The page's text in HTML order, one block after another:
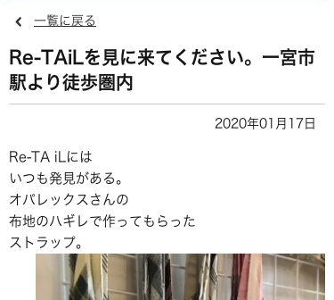
一覧に戻る
Re-TAiLを見に来てください。一宮市
駅より徒歩圏内
2020年01月17日
Re-TA iLには
いつも発見がある。
オパレックスさんの
布地のハギレで作ってもらった
ストラップ。